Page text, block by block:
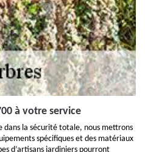
à votre service
dans la sécurité totale, nous mettrons
spécifiques et des matériaux
d’artisans jardiniers pourront